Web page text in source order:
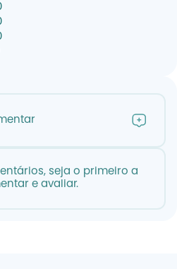
seja o primeiro a
e avaliar.